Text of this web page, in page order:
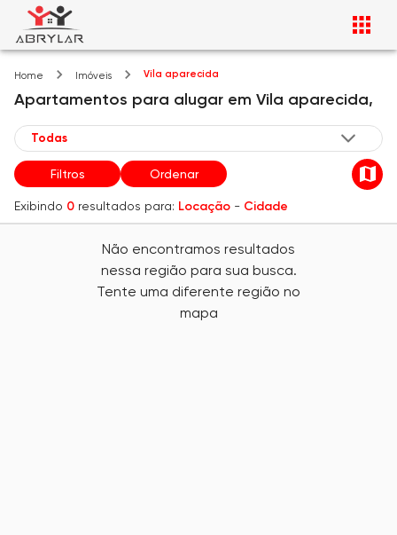
Home Imóveis Vila aparecida
Apartamentos para alugar em Vila aparecida,
Filtros Ordenar
Exibindo 0 resultados para: Locação - Cidade
Não encontramos resultados
nessa região para sua busca.
Tente uma diferente região no
mapa